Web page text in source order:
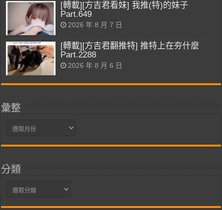
[轉載][方吉君看妹] 我推(特)的妹子
Part.649
2026 年 8 月 7 日
[轉載][方吉君翻推特] 推特上在夯什麼
Part.2288
2026 年 8 月 6 日
彙整
彙
分類
分